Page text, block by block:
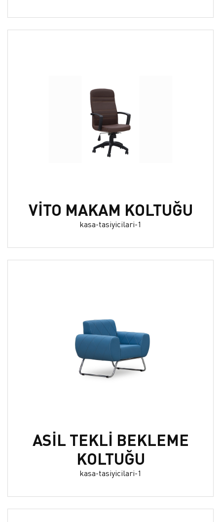
VİTO MAKAM KOLTUĞU
kasa-tasiyicilari-1
ASİL TEKLİ BEKLEME
KOLTUĞU
kasa-tasiyicilari-1